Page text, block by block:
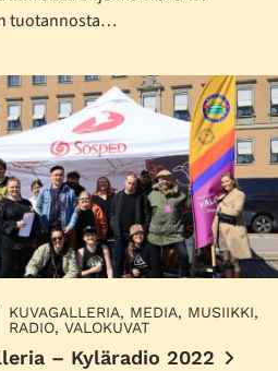
tuotannosta…
KUVAGALLERIA, MEDIA, MUSIIKKI,
RADIO, VALOKUVAT
– Kyläradio 2022